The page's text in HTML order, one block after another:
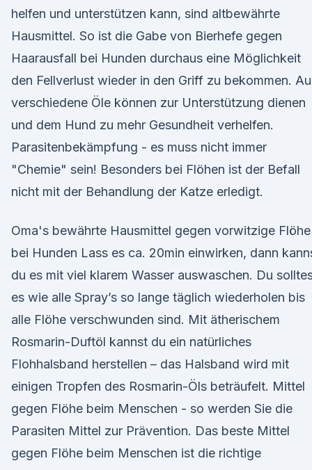
helfen und unterstützen kann, sind altbewährte
Hausmittel. So ist die Gabe von Bierhefe gegen
Haarausfall bei Hunden durchaus eine Möglichkeit
den Fellverlust wieder in den Griff zu bekommen.
verschiedene Öle können zur Unterstützung dienen
und dem Hund zu mehr Gesundheit verhelfen.
Parasitenbekämpfung - es muss nicht immer
"Chemie" sein! Besonders bei Flöhen ist der Befall
nicht mit der Behandlung der Katze erledigt.
Oma's bewährte Hausmittel gegen vorwitzige Flöhe
bei Hunden Lass es ca. 20min einwirken, dann
du es mit viel klarem Wasser auswaschen. Du
es wie alle Spray’s so lange täglich wiederholen bis
alle Flöhe verschwunden sind. Mit ätherischem
Rosmarin-Duftöl kannst du ein natürliches
Flohhalsband herstellen – das Halsband wird mit
einigen Tropfen des Rosmarin-Öls beträufelt. Mittel
gegen Flöhe beim Menschen - so werden Sie die
Parasiten Mittel zur Prävention. Das beste Mittel
gegen Flöhe beim Menschen ist die richtige